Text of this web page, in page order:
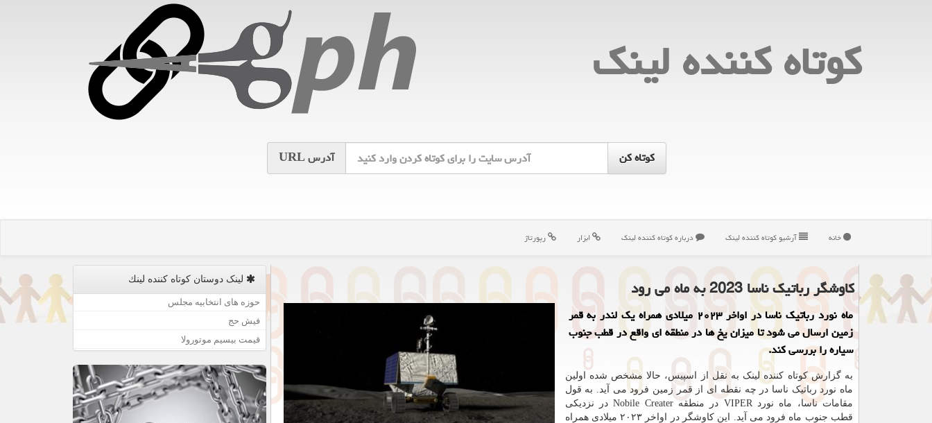
كوتاه كننده لینك
آدرسURL
خانه آرشیو كوتاه كننده لینك درباره كوتاه كننده لینك ابزار رپورتاژ
کاوشگر رباتیک ناسا 2023 به ماه می رود
ماه نورد رباتیک ناسا در اواخر ۲۰۲۳ میلادی همراه یک لندر به قمر
زمین ارسال می شود تا میزان یخ ها در منطقه ای واقع در قطب جنوب
سیاره را بررسی کند.
به گزارش کوتاه کننده لینک به نقل از اسپیس، حالا مشخص شده اولین
ماه نورد رباتیک ناسا در چه نقطه ای از قمر زمین فرود می آید. به قول
مقامات ناسا، ماه نورد VIPER در منطقه Nobile Creater در نزدیکی
قطب جنوب ماه فرود می آید. این کاوشگر در اواخر ۲۰۲۳ میلادی همراه
لینک دوستان كوتاه كننده لینك
حوزه های انتخابیه مجلس
فیش حج
قیمت بیسیم موتورولا